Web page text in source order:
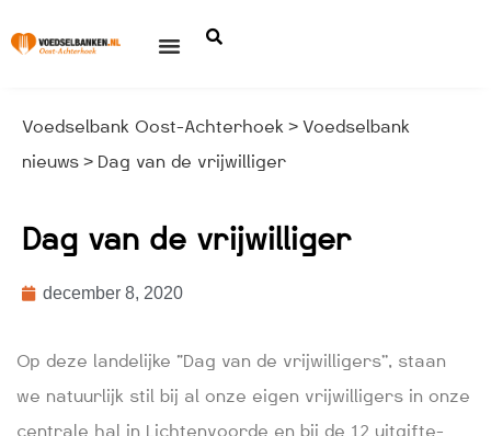
Voedselbank Oost-Achterhoek > Voedselbank
nieuws > Dag van de vrijwilliger
Dag van de vrijwilliger
december 8, 2020
Op deze landelijke “Dag van de vrijwilligers”, staan
we natuurlijk stil bij al onze eigen vrijwilligers in onze
centrale hal in Lichtenvoorde en bij de 12 uitgifte-